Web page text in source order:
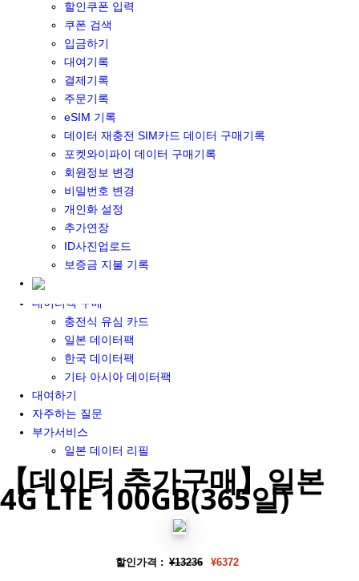
할인쿠폰 입력
쿠폰 검색
입금하기
대여기록
결제기록
주문기록
eSIM 기록
데이터 재충전 SIM카드 데이터 구매기록
포켓와이파이 데이터 구매기록
회원정보 변경
비밀번호 변경
개인화 설정
추가연장
ID사진업로드
보증금 지불 기록
한국 eSIM
대만 eSIM
기타 아시아 eSIM
eSIM 개통 설명서
포켓와이파이&데이터 구매
포켓와이파이 구매
일본 DATA
기타 아시아 DATA
MACARON DATA
DATA 이용 설명서
유심 구매
일본유심
한국유심
대만유심
기타 아시아 유심
데이터팩 구매
충전식 유심 카드
일본 데이터팩
한국 데이터팩
기타 아시아 데이터팩
대여하기
자주하는 질문
부가서비스
일본 데이터 리필
【데이터 추가구매】일본
4G LTE 100GB(365일)
할인가격 : ¥13236 ¥6372